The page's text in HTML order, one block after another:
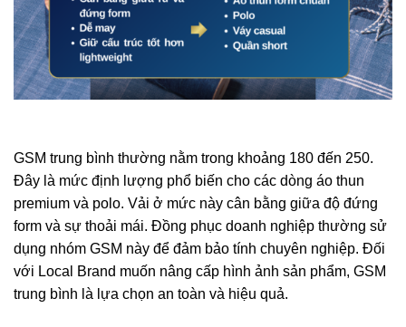
GSM trung bình thường nằm trong khoảng 180 đến 250.
Đây là mức định lượng phổ biến cho các dòng áo thun
premium và polo. Vải ở mức này cân bằng giữa độ đứng
form và sự thoải mái. Đồng phục doanh nghiệp thường sử
dụng nhóm GSM này để đảm bảo tính chuyên nghiệp. Đối
với Local Brand muốn nâng cấp hình ảnh sản phẩm, GSM
trung bình là lựa chọn an toàn và hiệu quả.